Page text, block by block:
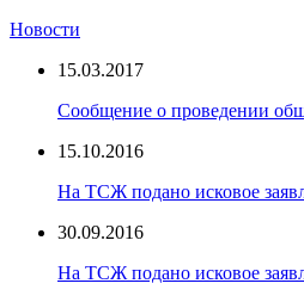
Новости
15.03.2017
Сообщение о проведении
15.10.2016
На ТСЖ подано исковое
30.09.2016
На ТСЖ подано исковое